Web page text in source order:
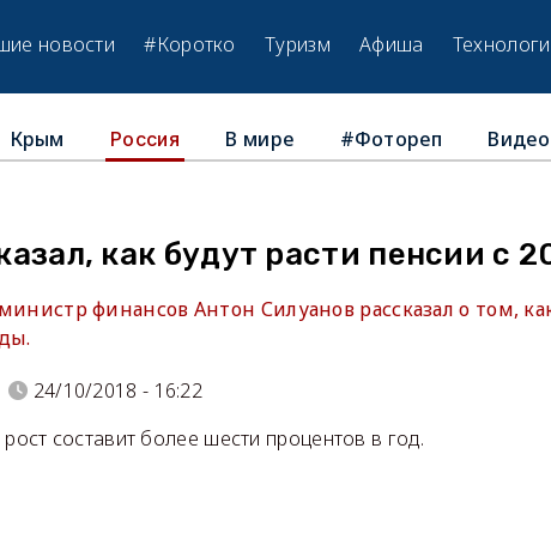
новости #Коротко Туризм Афиша
Крым Россия В мире #Фотореп Видео
как будут расти пенсии с
финансов Антон Силуанов рассказал о том,
24/10/2018 - 16:22
составит более шести процентов в год.